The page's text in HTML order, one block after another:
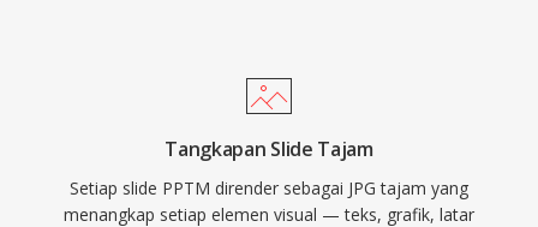
Tangkapan Slide Tajam
Setiap slide PPTM dirender sebagai JPG tajam yang
menangkap setiap elemen visual — teks, grafik, latar